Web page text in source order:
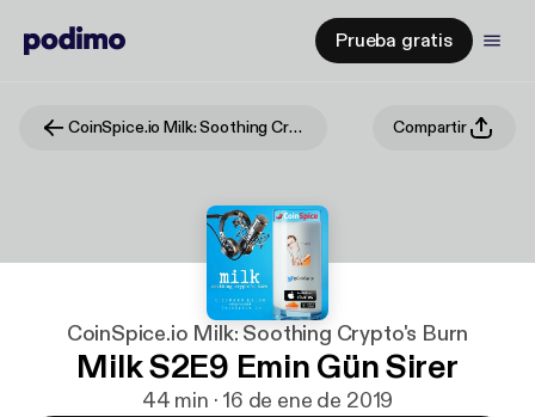
Prueba gratis
CoinSpice.io Milk: Soothing Crypto's Burn Compartir
CoinSpice.io Milk: Soothing Crypto's Burn
Milk S2E9 Emin Gün Sirer
44 min · 16 de ene de 2019